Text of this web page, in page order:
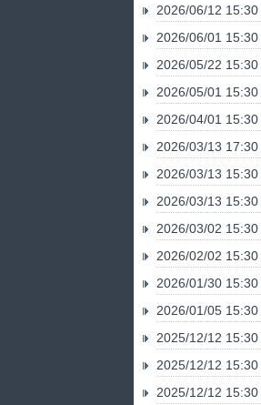
2026/06/12 15:30
2026/06/01 15:30
2026/05/22 15:30
2026/05/01 15:30
2026/04/01 15:30
2026/03/13 17:30
2026/03/13 15:30
2026/03/13 15:30
2026/03/02 15:30
2026/02/02 15:30
2026/01/30 15:30
2026/01/05 15:30
2025/12/12 15:30
2025/12/12 15:30
2025/12/12 15:30